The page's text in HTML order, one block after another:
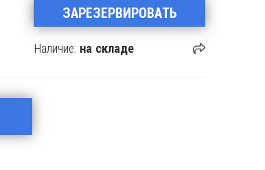
ЗАРЕЗЕРВИРОВАТЬ
Наличие: на складе